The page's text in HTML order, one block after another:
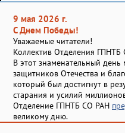
9 мая 2026 г.
С Днем Победы!
Уважаемые читатели!
Коллектив Отделения
В этот знаменательный
защитников Отечества и
который был достигнут в
старания и усилий
Отделение ГПНТБ СО РАН
великому дню.